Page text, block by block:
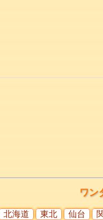
ワン
北海道 東北 仙台